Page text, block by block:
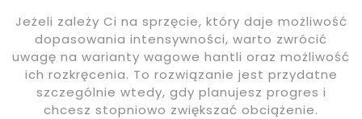
Jeżeli zależy Ci na sprzęcie, który daje możliwość
dopasowania intensywności, warto zwrócić
uwagę na warianty wagowe hantli oraz możliwość
ich rozkręcenia. To rozwiązanie jest przydatne
szczególnie wtedy, gdy planujesz progres i
chcesz stopniowo zwiększać obciążenie.